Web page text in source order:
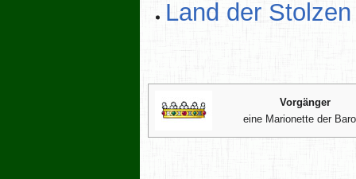
Land der
Vorgänger
eine Marionette der